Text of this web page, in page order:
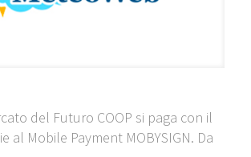
del Futuro COOP si paga con il
al Mobile Payment MOBYSIGN. Da